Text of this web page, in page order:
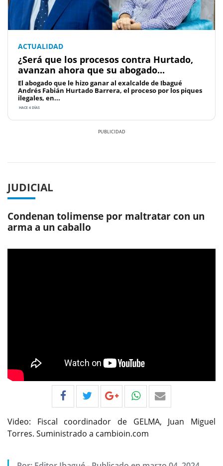
ACTUALIDAD
¿Será que los procesos contra Hurtado,
avanzan ahora que su abogado...
El abogado que le hizo ganar al exalcalde de Ibagué
Andrés Fabián Hurtado Barrera, el proceso por los piques
ilegales, en...
HACE 4 DÍAS
JUDICIAL
Condenan tolimense por maltratar con un
arma a un caballo
Video: Fiscal coordinador de GELMA, Juan Miguel
Torres. Suministrado a cambioin.com